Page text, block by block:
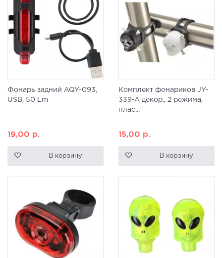
Фонарь задний AQY-093,
USB, 50 Lm
19,00 р.
В корзину
Комплект фонариков JY-
339-A декор., 2 режима,
плас...
15,00 р.
В корзину